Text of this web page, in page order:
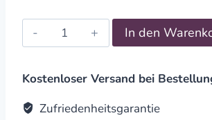
Untersetzer
Set
gold
4Stück
In den
Kostenloser Versand bei
Zufriedenheitsgarantie